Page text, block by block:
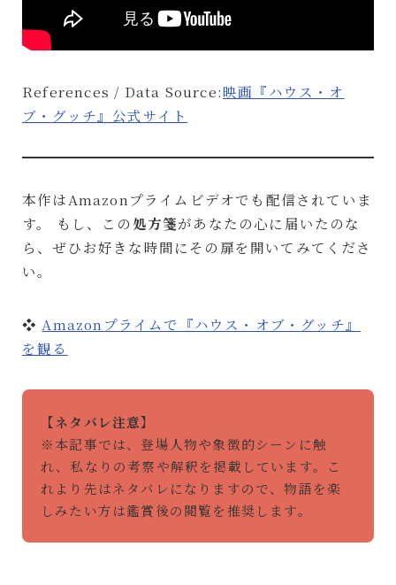
References / Data Source:映画『ハウス・オ
ブ・グッチ』公式サイト
本作はAmazonプライムビデオでも配信されていま
す。 もし、この 処方箋があなたの心に届いたのな
ら、ぜひお好きな時間にその扉を開いてみてくださ
い。
❖ Amazonプライムで『ハウス・オブ・グッチ』
を観る
【ネタバレ注意】
※本記事では、登場人物や象徴的シーンに触
れ、私なりの考察や解釈を掲載しています。こ
れより先はネタバレになりますので、物語を楽
しみたい方は鑑賞後の閲覧を推奨します。